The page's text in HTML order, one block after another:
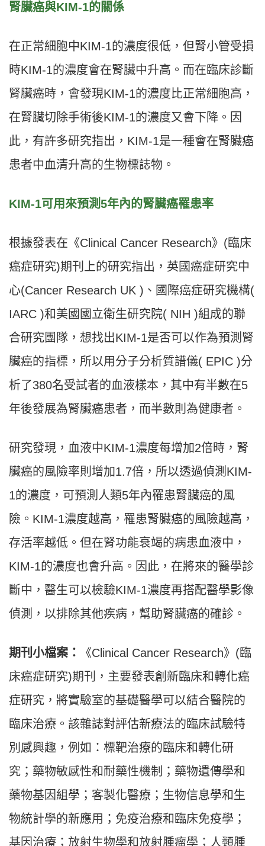
腎臟癌與KIM-1的關係
在正常細胞中KIM-1的濃度很低，但腎小管受損
時KIM-1的濃度會在腎臟中升高。而在臨床診斷
腎臟癌時，會發現KIM-1的濃度比正常細胞高，
在腎臟切除手術後KIM-1的濃度又會下降。因
此，有許多研究指出，KIM-1是一種會在腎臟癌
患者中血清升高的生物標誌物。
KIM-1可用來預測5年內的腎臟癌罹患率
根據發表在《Clinical Cancer Research》(臨床
癌症研究)期刊上的研究指出，英國癌症研究中
心(Cancer Research UK )、國際癌症研究機構(
IARC )和美國國立衛生研究院( NIH )組成的聯
合研究團隊，想找出KIM-1是否可以作為預測腎
臟癌的指標，所以用分子分析質譜儀( EPIC )分
析了380名受試者的血液樣本，其中有半數在5
年後發展為腎臟癌患者，而半數則為健康者。
研究發現，血液中KIM-1濃度每增加2倍時，腎
臟癌的風險率則增加1.7倍，所以透過偵測KIM-
1的濃度，可預測人類5年內罹患腎臟癌的風
險。KIM-1濃度越高，罹患腎臟癌的風險越高，
存活率越低。但在腎功能衰竭的病患血液中，
KIM-1的濃度也會升高。因此，在將來的醫學診
斷中，醫生可以檢驗KIM-1濃度再搭配醫學影像
偵測，以排除其他疾病，幫助腎臟癌的確診。
期刊小檔案：
《Clinical Cancer Research》(臨
床癌症研究)期刊，主要發表創新臨床和轉化癌
症研究，將實驗室的基礎醫學可以結合醫院的
臨床治療。該雜誌對評估新療法的臨床試驗特
別感興趣，例如：標靶治療的臨床和轉化研
究；藥物敏感性和耐藥性機制；藥物遺傳學和
藥物基因組學；客製化醫療；生物信息學和生
物統計學的新應用；免疫治療和臨床免疫學；
基因治療；放射生物學和放射腫瘤學；人類腫